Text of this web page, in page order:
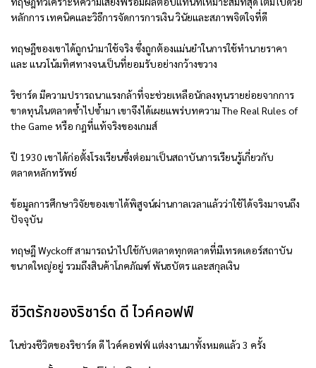
หลักการ เทคนิคและวิธีการจัดการการเงิน วินัยและสภาพจิตใจที่ดี
ทฤษฎีของเขาได้ถูกนำมาใช้จริง ซึ่งถูกต้องแม่นยำในการใช้ทำนายราคา
และ แนวโน้มทิศทางจนเป็นที่ยอมรับอย่างกว้างขวาง
ริชาร์ด มีความปรารถนาแรงกล้าที่จะช่วยเหลือนักลงทุนรายย่อยจากการ
ขาดทุนในตลาดซ้ำไปซ้ำมา เขาจึงได้เผยแพร่บทความ The Real Rules of
the Game หรือ กฎที่แท้จริงของเกมส์
ปี 1930 เขาได้ก่อตั้งโรงเรียนซึ่งต่อมาเป็นสถาบันการเรียนรู้เกี่ยวกับ
ตลาดหลักทรัพย์
ข้อมูลการศึกษาวิจัยของเขาได้พิสูจน์ผ่านกาลเวลาแล้วว่าใช้ได้จริงมาจนถึง
ปัจจุบัน
ทฤษฎี Wyckoff สามารถนำไปใช้กับตลาดทุกตลาดที่มีเทรดเดอร์สถาบัน
ขนาดใหญ่อยู่ รวมถึงสินค้าโภคภัณฑ์ พันธบัตร และสกุลเงิน
ชีวิตรักของริชาร์ด ดี ไวค์คอฟฟ์
ในช่วงชีวิตของริชาร์ด ดี ไวค์คอฟฟ์ แต่งงานมาทั้งหมดแล้ว 3 ครั้ง